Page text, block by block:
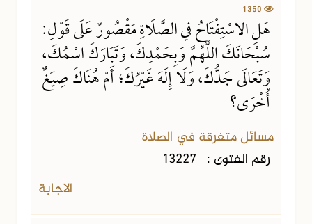
هَلِ الاسْتِفْتَاحُ في الصَّلَاةِ مَقْصُورٌ عَلَى قَوْلِ:
سُبْحَانَكَ اللَّهُمَّ وَبِحَمْدِكَ، وَتَبَارَكَ اسْمُكَ،
وَتَعَالَى جَدُّكَ، وَلَا إِلَهَ غَيْرُكَ؛ أَمْ هُنَاكَ صِيَغٌ
أُخْرَى؟
مسائل متفرقة في الصلاة
رقم الفتوى : 13227
الاجابة